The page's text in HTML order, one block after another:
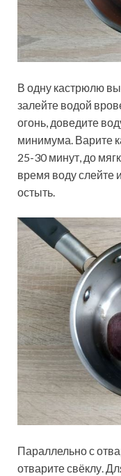
В одну кастрюлю
залейте водой
огонь, доведите
минимума. Варите
25-30 минут, до
время воду слейте
остыть.
Параллельно с
отварите свёклу.